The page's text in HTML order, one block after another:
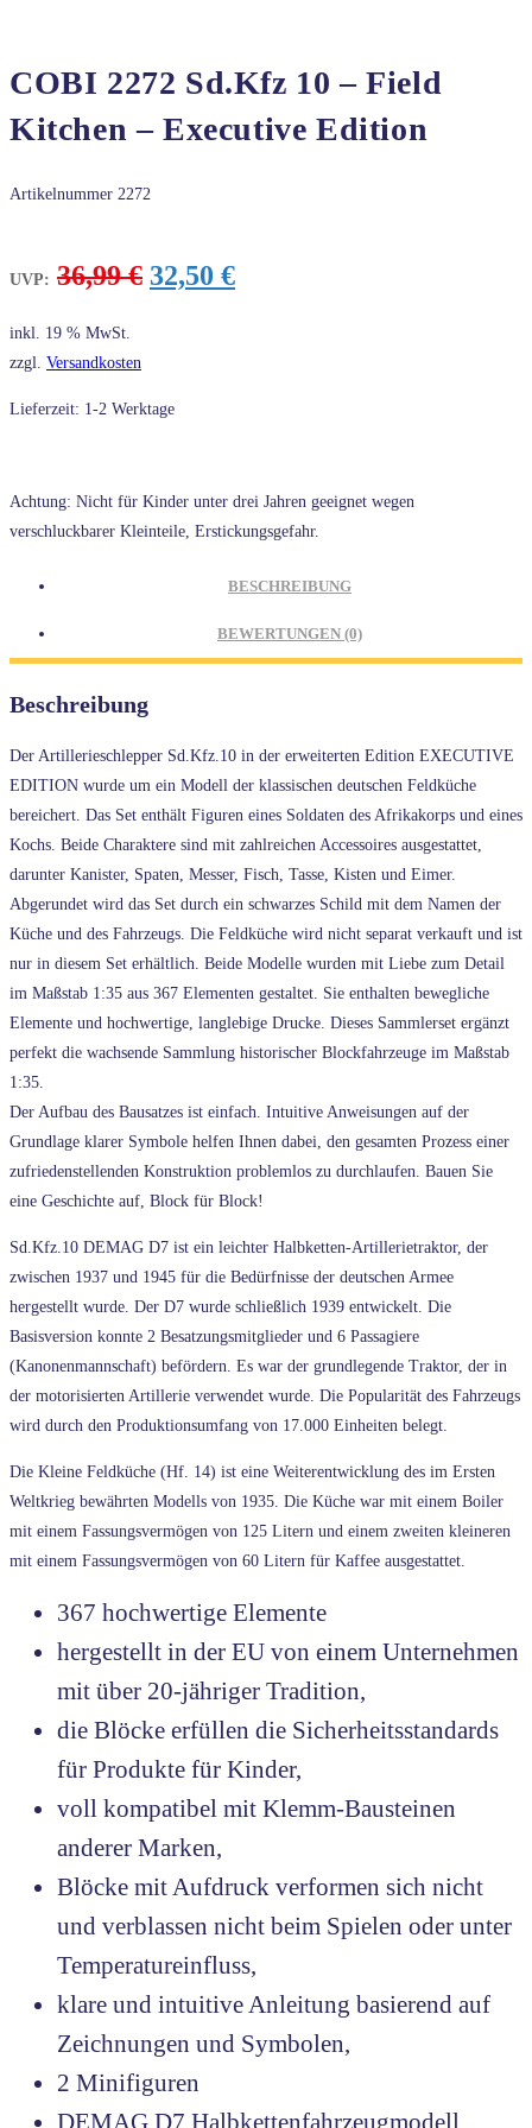
COBI 2272 Sd.Kfz 10 – Field
Kitchen – Executive Edition
Artikelnummer 2272
UVP: 36,99€ Ursprünglicher
32,50 €Aktueller
inkl. 19 % MwSt.
zzgl. Versandkosten
Lieferzeit: 1-2 Werktage
Achtung: Nicht für Kinder unter drei Jahren geeignet wegen
verschluckbarer Kleinteile, Erstickungsgefahr.
BESCHREIBUNG
BEWERTUNGEN (0)
Beschreibung
Der Artillerieschlepper Sd.Kfz.10 in der erweiterten Edition EXECUTIVE
EDITION wurde um ein Modell der klassischen deutschen Feldküche
bereichert. Das Set enthält Figuren eines Soldaten des Afrikakorps und eines
Kochs. Beide Charaktere sind mit zahlreichen Accessoires ausgestattet,
darunter Kanister, Spaten, Messer, Fisch, Tasse, Kisten und Eimer.
Abgerundet wird das Set durch ein schwarzes Schild mit dem Namen der
Küche und des Fahrzeugs. Die Feldküche wird nicht separat verkauft und ist
nur in diesem Set erhältlich. Beide Modelle wurden mit Liebe zum Detail
im Maßstab 1:35 aus 367 Elementen gestaltet. Sie enthalten bewegliche
Elemente und hochwertige, langlebige Drucke. Dieses Sammlerset ergänzt
perfekt die wachsende Sammlung historischer Blockfahrzeuge im Maßstab
1:35.
Der Aufbau des Bausatzes ist einfach. Intuitive Anweisungen auf der
Grundlage klarer Symbole helfen Ihnen dabei, den gesamten Prozess einer
zufriedenstellenden Konstruktion problemlos zu durchlaufen. Bauen Sie
eine Geschichte auf, Block für Block!
Sd.Kfz.10 DEMAG D7 ist ein leichter Halbketten-Artillerietraktor, der
zwischen 1937 und 1945 für die Bedürfnisse der deutschen Armee
hergestellt wurde. Der D7 wurde schließlich 1939 entwickelt. Die
Basisversion konnte 2 Besatzungsmitglieder und 6 Passagiere
(Kanonenmannschaft) befördern. Es war der grundlegende Traktor, der in
der motorisierten Artillerie verwendet wurde. Die Popularität des Fahrzeugs
wird durch den Produktionsumfang von 17.000 Einheiten belegt.
Die Kleine Feldküche (Hf. 14) ist eine Weiterentwicklung des im Ersten
Weltkrieg bewährten Modells von 1935. Die Küche war mit einem Boiler
mit einem Fassungsvermögen von 125 Litern und einem zweiten kleineren
mit einem Fassungsvermögen von 60 Litern für Kaffee ausgestattet.
367 hochwertige Elemente
hergestellt in der EU von einem Unternehmen
mit über 20-jähriger Tradition,
die Blöcke erfüllen die Sicherheitsstandards
für Produkte für Kinder,
voll kompatibel mit Klemm-Bausteinen
anderer Marken,
Blöcke mit Aufdruck verformen sich nicht
und verblassen nicht beim Spielen oder unter
Temperatureinfluss,
klare und intuitive Anleitung basierend auf
Zeichnungen und Symbolen,
2 Minifiguren
DEMAG D7 Halbkettenfahrzeugmodell,